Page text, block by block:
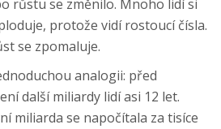
růstu se změnilo. Mnoho lidí si
protože vidí rostoucí čísla.
se zpomaluje.
analogii: před
další miliardy lidí asi 12 let.
miliarda se napočítala za tisíce